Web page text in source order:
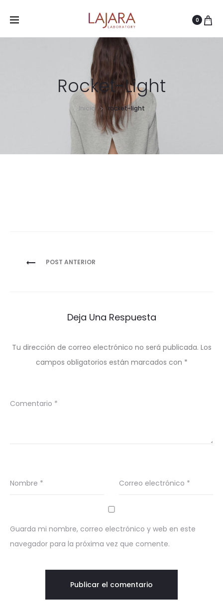
0
Rocket-Light
Inicio rocket-light
Navegación
POST ANTERIOR
Deja Una Respuesta
Tu dirección de correo electrónico no será publicada. Los
campos obligatorios están marcados con *
Comentario *
Nombre * Correo electrónico *
Guarda mi nombre, correo electrónico y web en este
navegador para la próxima vez que comente.